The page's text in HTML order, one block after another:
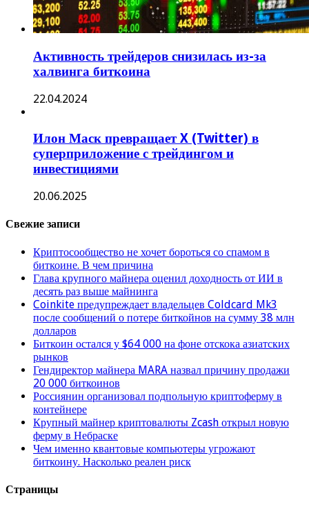
Активность трейдеров снизилась из-за
халвинга биткоина
22.04.2024
Илон Маск превращает X (Twitter) в
суперприложение с трейдингом и
инвестициями
20.06.2025
Свежие записи
Криптосообщество не хочет бороться со спамом в
биткоине. В чем причина
Глава крупного майнера оценил доходность от ИИ в
десять раз выше майнинга
Coinkite предупреждает владельцев Coldcard Mk3
после сообщений о потере биткойнов на сумму 38 млн
долларов
Биткоин остался у $64 000 на фоне отскока азиатских
рынков
Гендиректор майнера MARA назвал причину продажи
20 000 биткоинов
Россиянин организовал подпольную криптоферму в
контейнере
Крупный майнер криптовалюты Zcash открыл новую
ферму в Небраске
Чем именно квантовые компьютеры угрожают
биткоину. Насколько реален риск
Страницы